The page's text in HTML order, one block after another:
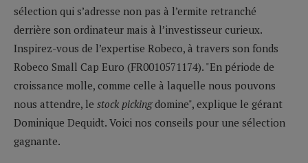
sélection qui s’adresse non pas à l’ermite retranché
derrière son ordinateur mais à l’investisseur curieux.
Inspirez-vous de l’expertise Robeco, à travers son fonds
Robeco Small Cap Euro (FR0010571174). "En période de
croissance molle, comme celle à laquelle nous pouvons
nous attendre, le stock pickingdomine", explique le gérant
Dominique Dequidt. Voici nos conseils pour une sélection
gagnante.